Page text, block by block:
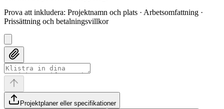
Prova att inkludera: Projektnamn och plats · Arbetsomfattning ·
Prissättning och betalningsvillkor
Projektplaner eller specifikationer